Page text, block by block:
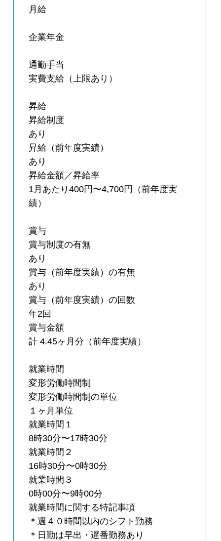
月給
企業年金
通勤手当
実費支給（上限あり）
昇給
昇給制度
あり
昇給（前年度実績）
あり
昇給金額／昇給率
1月あたり400円〜4,700円（前年度実
績）
賞与
賞与制度の有無
あり
賞与（前年度実績）の有無
あり
賞与（前年度実績）の回数
年2回
賞与金額
計 4.45ヶ月分（前年度実績）
就業時間
変形労働時間制
変形労働時間制の単位
１ヶ月単位
就業時間１
8時30分〜17時30分
就業時間２
16時30分〜0時30分
就業時間３
0時00分〜9時00分
就業時間に関する特記事項
＊週４０時間以内のシフト勤務
＊日勤は早出・遅番勤務あり